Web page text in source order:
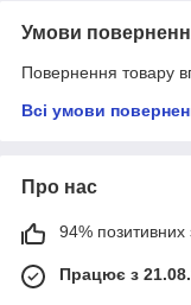
Умови
Повернення товару
Всі умови
Про нас
94% позитивних
Працює з